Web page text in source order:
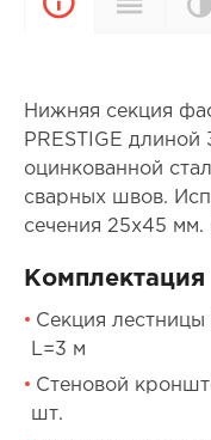
Описание
Нижняя секция
PRESTIGE длиной
оцинкованной
сварных швов.
сечения 25x45
Комплектация
Секция
L=3 м
Стеновой
шт.